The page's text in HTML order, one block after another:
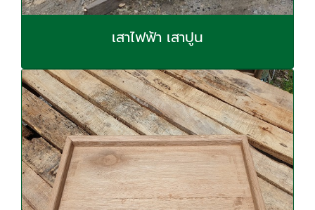
เสาไฟฟ้า เสาปูน